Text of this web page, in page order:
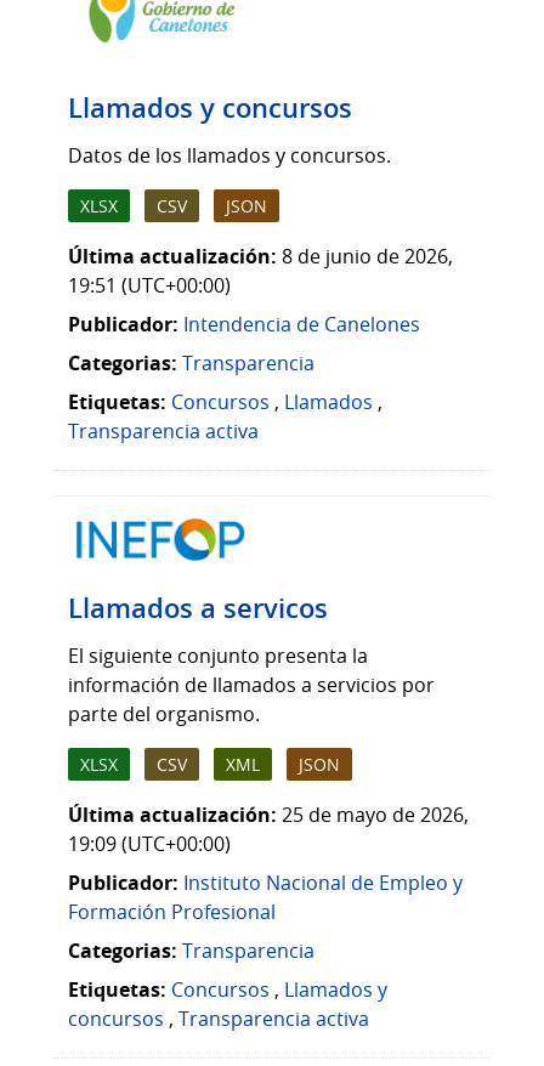
Llamados y concursos
Datos de los llamados y concursos.
XLSX CSV JSON
Última actualización: 8 de junio de 2026,
19:51 (UTC+00:00)
Publicador: Intendencia de Canelones
Categorias: Transparencia
Etiquetas: Concursos , Llamados ,
Transparencia activa
Llamados a servicos
El siguiente conjunto presenta la
información de llamados a servicios por
parte del organismo.
XLSX CSV XML JSON
Última actualización: 25 de mayo de 2026,
19:09 (UTC+00:00)
Publicador: Instituto Nacional de Empleo y
Formación Profesional
Categorias: Transparencia
Etiquetas: Concursos , Llamados y
concursos , Transparencia activa